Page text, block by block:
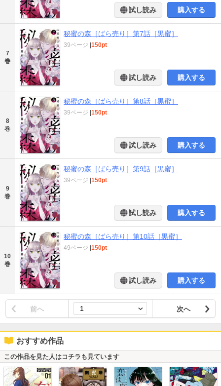
試し読み 購入する
7
巻
秘蜜の森［ばら売り］第7話［黒蜜］
39ページ 150pt
試し読み 購入する
8
巻
秘蜜の森［ばら売り］第8話［黒蜜］
39ページ 150pt
試し読み 購入する
9
巻
秘蜜の森［ばら売り］第9話［黒蜜］
39ページ 150pt
試し読み 購入する
10
巻
秘蜜の森［ばら売り］第10話［黒蜜］
49ページ 150pt
試し読み 購入する
前へ 次へ
おすすめ作品
この作品を見た人はコチラも見ています